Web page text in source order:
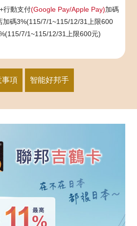
行動支付(Google Pay/Apple Pay)加碼
加碼3%(115/7/1~115/12/31上限600
7/1~115/12/31上限600元)
事項 智能好邦手